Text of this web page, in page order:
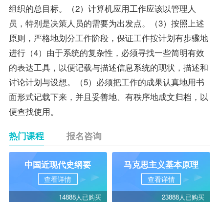
组织的总目标。（2）计算机应用工作应该以管理人
员，特别是决策人员的需要为出发点。（3）按照上述
原则，严格地划分工作阶段，保证工作按计划有步骤地
进行（4）由于系统的复杂性，必须寻找一些简明有效
的表达工具，以便记载与描述信息系统的现状，描述和
讨论计划与设想。（5）必须把工作的成果认真地用书
面形式记载下来，并且妥善地、有秩序地成文归档，以
便查找使用。
热门课程 报名咨询
中国近现代史纲要
查看详情
14888人已购买
马克思主义基本原理
查看详情
23888人已购买